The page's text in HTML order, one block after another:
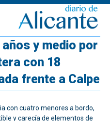
y medio por
con 18
frente a Calpe
con cuatro menores a bordo,
y carecía de elementos de